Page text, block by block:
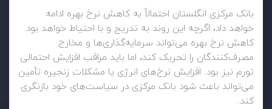
بانک مرکزی انگلستان احتمالاً به کاهش نرخ بهره ادامه
خواهد داد، اگرچه این روند به تدریج و با احتیاط خواهد بود.
کاهش نرخ بهره می‌تواند سرمایه‌گذاری‌ها و مخارج
مصرف‌کنندگان را تحریک کند، اما باید مراقب افزایش احتمالی
تورم نیز بود. افزایش نرخ‌های انرژی یا مشکلات زنجیره تأمین
می‌تواند باعث شود بانک مرکزی در سیاست‌های خود بازنگری
کند.